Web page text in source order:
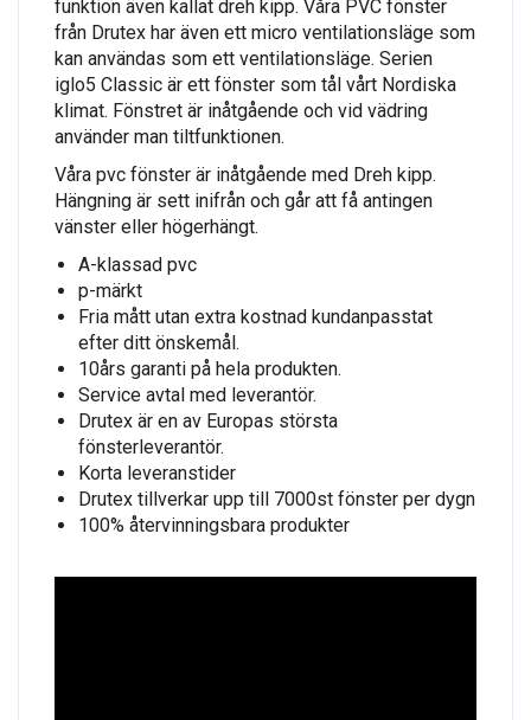
funktion även kallat dreh kipp. Våra PVC fönster
från Drutex har även ett micro ventilationsläge som
kan användas som ett ventilationsläge. Serien
iglo5 Classic är ett fönster som tål vårt Nordiska
klimat. Fönstret är inåtgående och vid vädring
använder man tiltfunktionen.
Våra pvc fönster är inåtgående med Dreh kipp.
Hängning är sett inifrån och går att få antingen
vänster eller högerhängt.
A-klassad pvc
p-märkt
Fria mått utan extra kostnad kundanpasstat
efter ditt önskemål.
10års garanti på hela produkten.
Service avtal med leverantör.
Drutex är en av Europas största
fönsterleverantör.
Korta leveranstider
Drutex tillverkar upp till 7000st fönster per dygn
100% återvinningsbara produkter